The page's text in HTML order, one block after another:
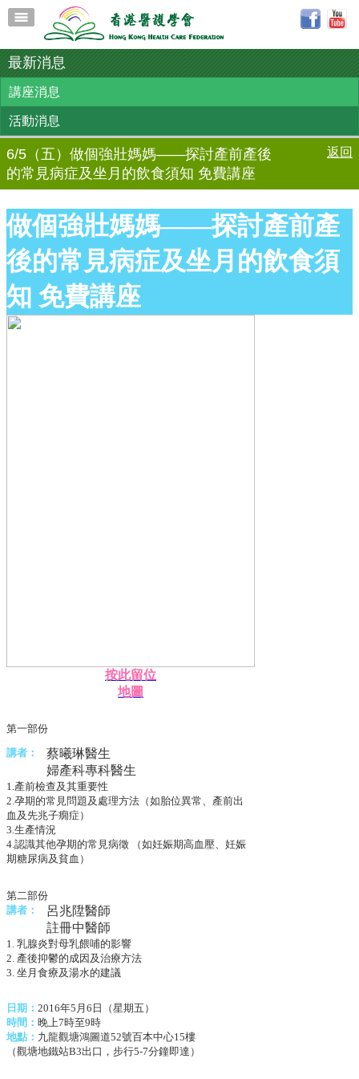
最新消息
講座消息
活動消息
6/5（五）做個強壯媽媽——探討產前產後
的常見病症及坐月的飲食須知 免費講座
返回
做個強壯媽媽——探討產前產
後的常見病症及坐月的飲食須
知 免費講座
按此留位
地圖
第一部份
講者：
蔡曦琳醫生
婦產科專科醫生
1.產前檢查及其重要性
2.孕期的常見問題及處理方法（如胎位異常、產前出
血及先兆子癇症）
3.生產情況
4.認識其他孕期的常見病徵 （如妊娠期高血壓、妊娠
期糖尿病及貧血）
第二部份
講者：
呂兆陞醫師
註冊中醫師
1. 乳腺炎對母乳餵哺的影響
2. 產後抑鬱的成因及治療方法
3. 坐月食療及湯水的建議
日期： 2016年5月6日（星期五）
時間： 晚上7時至9時
地點： 九龍觀塘鴻圖道52號百本中心15樓
（觀塘地鐵站B3出口，步行5-7分鐘即達）